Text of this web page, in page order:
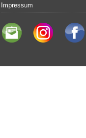
Impressum